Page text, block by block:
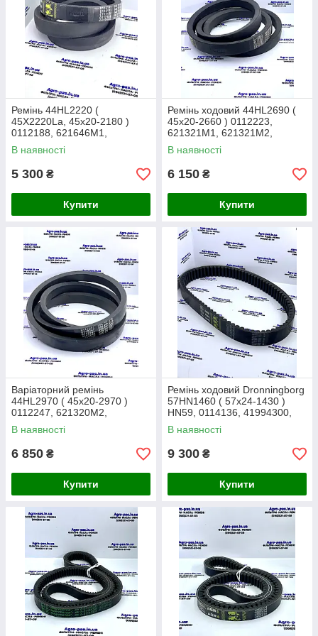
Ремінь 44HL2220 (
45X2220La, 45х20-2180 )
0112188, 621646M1,
417441M1, 71116423,
782835M1, AP1001471, HL87
В наявності
5 300 ₴
Купити
Ремінь ходовий 44HL2690 (
45x20-2660 ) 0112223,
621321M1, 621321M2,
621321M91, H75847,
AP1001482
В наявності
6 150 ₴
Купити
Варіаторний ремінь
44HL2970 ( 45х20-2970 )
0112247, 621320M2,
621320M1, F13212,
AP1001486
В наявності
6 850 ₴
Купити
Ремінь ходовий Dronningborg
57HN1460 ( 57х24-1430 )
HN59, 0114136, 41994300,
54R1470RR, 147.054X,
AP1001215
В наявності
9 300 ₴
Купити